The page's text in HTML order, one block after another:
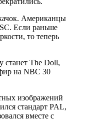
Американцы
Если раньше
то теперь
станет The Doll,
на NBC 30
изображений
стандарт PAL,
вместе с